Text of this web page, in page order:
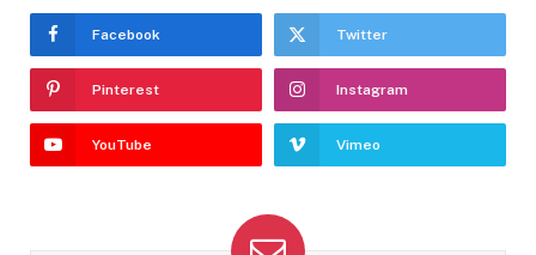
Facebook Twitter
Pinterest Instagram
YouTube Vimeo